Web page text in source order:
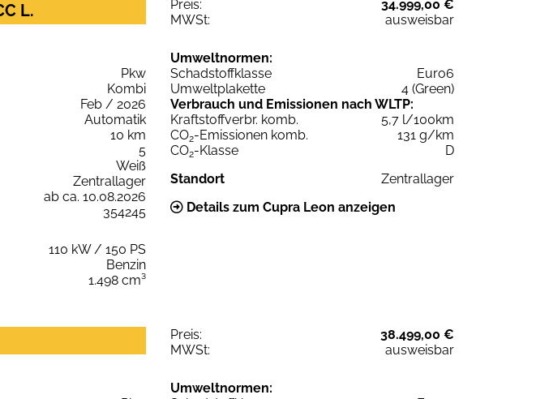
L. Preis:
34.999,00 €
MWSt:
ausweisbar
Pkw
Kombi
Feb / 2026
Automatik
10 km
5
Weiß
Zentrallager
ab ca. 10.08.2026
354245
110 kW / 150 PS
Benzin
1.498 cm³
Umweltnormen:
Schadstoffklasse
Euro6
Umweltplakette
4 (Green)
Verbrauch und Emissionen nach WLTP:
Kraftstoffverbr. komb.
5,7 l/100km
CO2-Emissionen komb.
131 g/km
CO2-Klasse
D
Standort
Zentrallager
Details zum Cupra Leon anzeigen
Preis:
38.499,00 €
MWSt:
ausweisbar
Umweltnormen: